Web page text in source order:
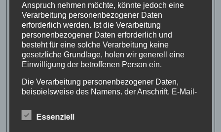
Anspruch nehmen möchte, könnte jedoch eine
Verarbeitung personenbezogener Daten
erforderlich werden. Ist die Verarbeitung
personenbezogener Daten erforderlich und
besteht für eine solche Verarbeitung keine
gesetzliche Grundlage, holen wir generell eine
Einwilligung der betroffenen Person ein.
Die Verarbeitung personenbezogener Daten,
beispielsweise des Namens, der Anschrift, E-Mail-
Person, erfolgt stets im Einklang mit der
Datenschutz-Grundverordnung und in
Essenziell